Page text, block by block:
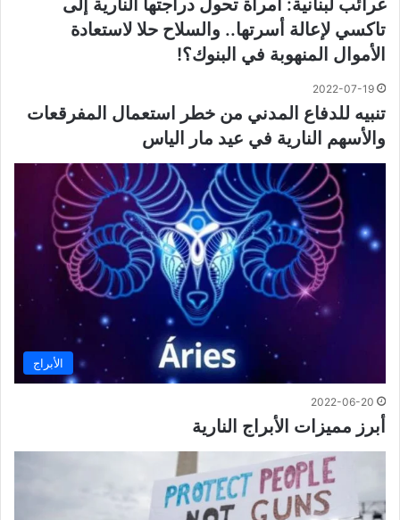
غرائب لبنانية: امرأة تحول دراجتها النارية إلى
تاكسي لإعالة أسرتها.. والسلاح حلا لاستعادة
الأموال المنهوبة في البنوك؟!
2022-07-19
تنبيه للدفاع المدني من خطر استعمال المفرقعات
والأسهم النارية في عيد مار الياس
الأبراج
2022-06-20
أبرز مميزات الأبراج النارية